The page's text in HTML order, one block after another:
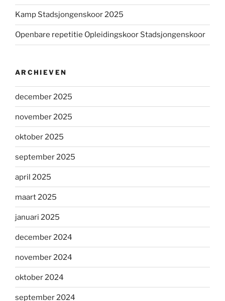
Kamp Stadsjongenskoor 2025
Openbare repetitie Opleidingskoor Stadsjongenskoor
ARCHIEVEN
december 2025
november 2025
oktober 2025
september 2025
april 2025
maart 2025
januari 2025
december 2024
november 2024
oktober 2024
september 2024